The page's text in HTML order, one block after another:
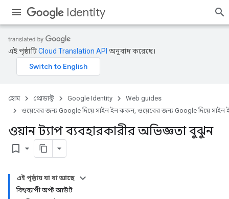
Identity
এই পৃষ্ঠাটিCloud Translation API অনুবাদ করেছে।
হোম প্রোডাক্ট Google Identity
Web guides
ওয়েবের জন্য Google দিয়ে সাইন ইন করুন, ওয়েবের জন্য Google দিয়ে
ওয়ান ট্যাপ ব্যবহারকারীর অভিজ্ঞতা বুঝুন
bookmark_border
এই পৃষ্ঠায় যা যা আছে
বিশ্বব্যাপী অপ্ট আউট